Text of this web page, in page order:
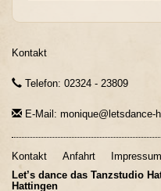
Kontakt
Telefon: 02324 - 23809
E-Mail: monique@letsdance-
Kontakt Anfahrt Impressum
Let’s dance das Tanzstudio
Hattingen